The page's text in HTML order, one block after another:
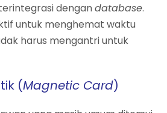
dengandatabase.
untuk menghemat waktu
harus mengantri untuk
(Magnetic Card)